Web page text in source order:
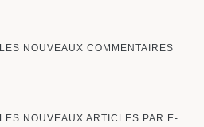
NOUVEAUX COMMENTAIRES
NOUVEAUX ARTICLES PAR E-